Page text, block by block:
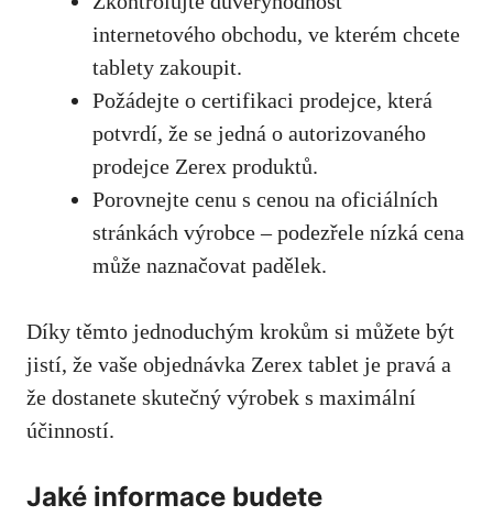
internetového obchodu, ve kterém chcete
tablety zakoupit.
Požádejte o certifikaci prodejce, která
potvrdí, že se jedná o autorizovaného
prodejce Zerex produktů.
Porovnejte cenu s cenou na oficiálních
stránkách výrobce – podezřele nízká cena
může naznačovat padělek.
Díky těmto jednoduchým krokům si můžete být
jistí, že vaše objednávka Zerex tablet je pravá a
že dostanete skutečný výrobek s maximální
účinností.
Jaké informace budete